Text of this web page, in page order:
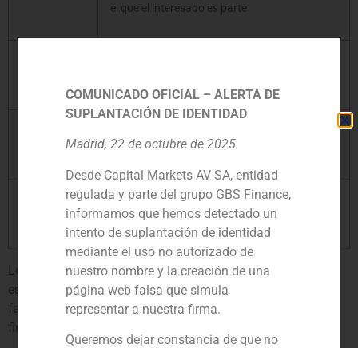
el que el interesado es parte.
interesado.
Art. 6.1.a RGPD: consentimiento del propio
interesado.
Los datos que le solicitamos son adecuados, pertinentes y
estrictamente necesarios y en ningún caso está obligado a
facilitárnoslos, pero su no comunicación podrá afectar a la
finalidad del servicio o la imposibilidad de prestarlo.
COMUNICADO OFICIAL – ALERTA DE
SUPLANTACIÓN DE IDENTIDAD
Madrid, 22 de octubre de 2025
Desde Capital Markets AV SA, entidad
regulada y parte del grupo GBS Finance,
informamos que hemos detectado un
intento de suplantación de identidad
mediante el uso no autorizado de
nuestro nombre y la creación de una
página web falsa que simula
representar a nuestra firma.
Queremos dejar constancia de que no